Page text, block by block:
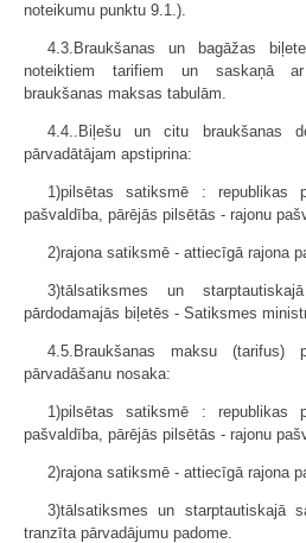
noteikumu punktu 9.1.).
4.3.Braukšanas un bagāžas
noteiktiem tarifiem un saskaņā ar
braukšanas maksas tabulām.
4.4..Biļešu un citu braukšanas
pārvadātājam apstiprina:
1)pilsētas satiksmē : republikas
pašvaldība, pārējās pilsētās - rajonu
2)rajona satiksmē - attiecīgā rajona
3)tālsatiksmes un
pārdodamajās biļetēs - Satiksmes
4.5.Braukšanas maksu (tarifus)
pārvadāšanu nosaka:
1)pilsētas satiksmē : republikas
pašvaldība, pārējās pilsētās - rajonu
2)rajona satiksmē - attiecīgā rajona
3)tālsatiksmes un starptautiskajā
tranzīta pārvadājumu padome.